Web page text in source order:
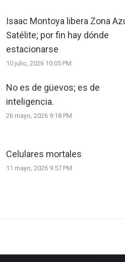
Isaac Montoya libera Zona
Satélite; por fin hay dónde
estacionarse
10 julio, 2026 10:05 PM
No es de güevos; es de
inteligencia.
26 mayo, 2026 9:18 PM
Celulares mortales
11 mayo, 2026 9:57 PM